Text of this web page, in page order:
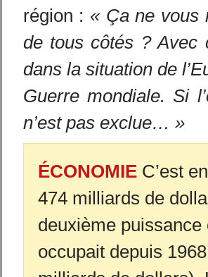
région : « Ça ne vous
de tous côtés ? Avec
dans la situation de
Guerre mondiale. Si
n’est pas exclue… »
ÉCONOMIE C’est
474 milliards de
deuxième puissance
occupait depuis